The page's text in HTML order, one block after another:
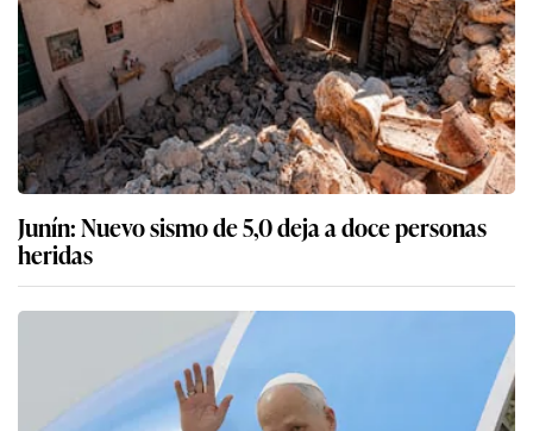
Junín: Nuevo sismo de 5,0 deja a doce personas
heridas